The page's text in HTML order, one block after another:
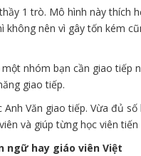
1 trò. Mô hình này thích
nên vì gây tốn kém
nhóm bạn cần giao tiếp
giao tiếp.
Văn giao tiếp. Vừa đủ
và giúp từng học viên tiến
ngữ hay giáo viên Việt